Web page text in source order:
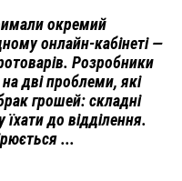
окремий
онлайн-кабінеті —
Розробники
дві проблеми, які
грошей: складні
їхати до відділення.
...